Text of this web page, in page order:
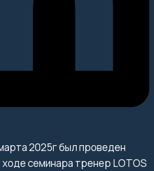
2025г был проведен
ходе семинара тренер LOTOS